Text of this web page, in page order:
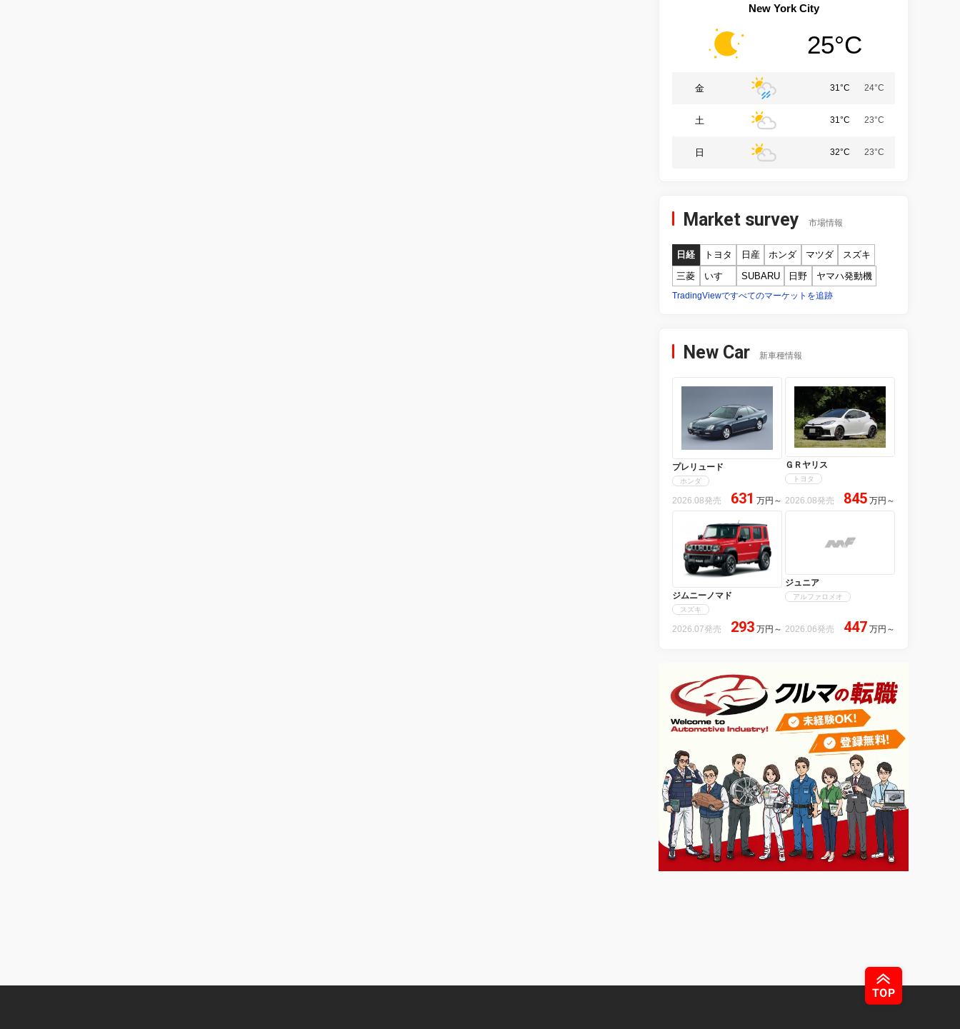
New York City
25°C
金 31°C 24°C
土 31°C 23°C
日 32°C 23°C
Market survey 市場情報
日経 トヨタ 日産 ホンダ マツダ
スズキ
三菱
いすゞ SUBARU 日野 ヤマハ発動機
TradingViewですべてのマーケットを追跡
New Car 新車種情報
プレリュード
ホンダ
2026.08発売 631 万円 ～
ＧＲヤリス
トヨタ
2026.08発売 845 万円 ～
ジムニーノマド
スズキ
2026.07発売 293 万円 ～
ジュニア
アルファロメオ
2026.06発売 447 万円 ～